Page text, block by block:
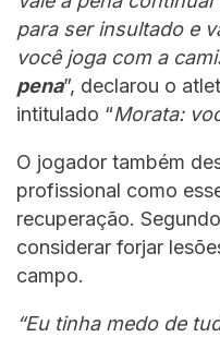
para ser insultado e
você joga com a
pena”, declarou o
intitulado “Morata:
O jogador também
profissional como
recuperação.
considerar forjar
campo.
“Eu tinha medo de